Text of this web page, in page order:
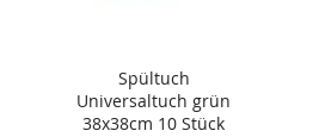
Spültuch
Universaltuch grün
38x38cm 10 Stück